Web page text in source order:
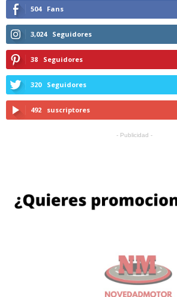
504 Fans
3,024 Seguidores
38 Seguidores
320 Seguidores
492 suscriptores
- Publicidad -